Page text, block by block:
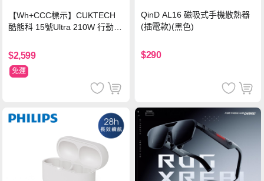
【Wh+CCC標示】CUKTECH
酷態科 15號Ultra 210W 行動電
$2,599
免運
QinD AL16 磁吸式手機散熱器
(插電款)(黑色)
$290